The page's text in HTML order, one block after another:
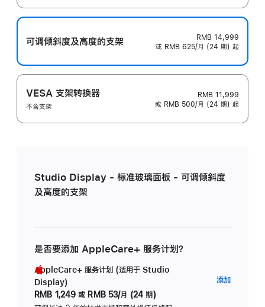
可调倾斜度及高‍度的支‍架
RMB 14,999
或 RMB 625/月 (24 期) 起
VESA 支架转换器
不含支架
RMB 11,999
或 RMB 500/月 (24 期) 起
Studio Display - 标准玻璃面板 - 可调倾斜度
及高度的支架
是否要添加 AppleCare+ 服务计划？
AppleCare+ 服务计划 (适用于 Studio
Display)
RMB 1,249 或 RMB 53/月 (24 期)
添加